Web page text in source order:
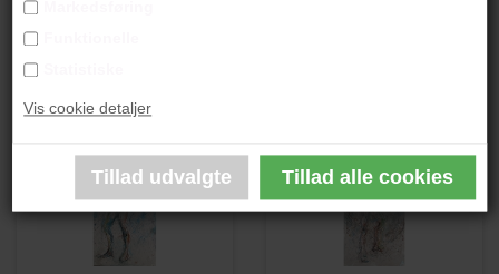
Vis cookie detaljer
PRODUKTINFORMATION
Andre værker af kunstneren: